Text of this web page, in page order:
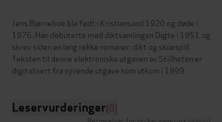
Jens Bjørneboe ble født i Kristiansand 1920 og døde i
1976. Han debuterte med diktsamlingen Digte i 1951 og
skrev siden en lang rekke romaner, dikt og skuespill.
Teksten til denne elektroniske utgaven av Stillheten er
Leservurderinger(0)